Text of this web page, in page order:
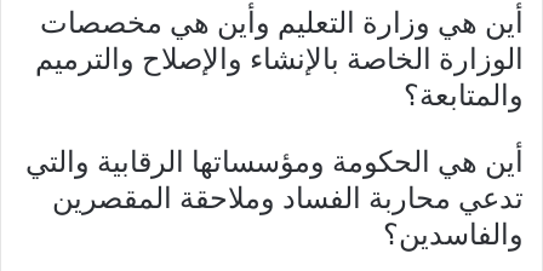
أين هي وزارة التعليم وأين هي مخصصات
الوزارة الخاصة بالإنشاء والإصلاح والترميم
والمتابعة؟
أين هي الحكومة ومؤسساتها الرقابية والتي
تدعي محاربة الفساد وملاحقة المقصرين
والفاسدين؟